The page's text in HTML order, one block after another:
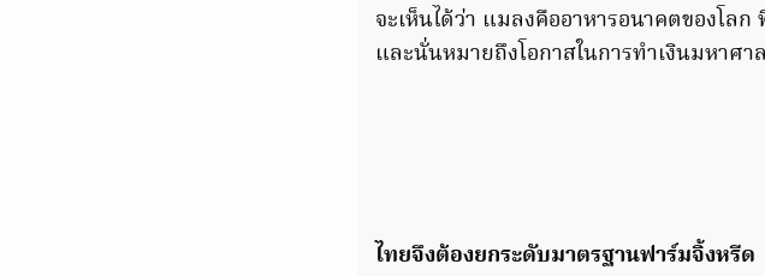
จะเห็นได้ว่า แมลงคืออาหารอนาคตของโล
และนั่นหมายถึงโอกาสในการทำเงินมหาศา
ไทยจึงต้องยกระดับมาตรฐานฟาร์มจิ้งหรีด